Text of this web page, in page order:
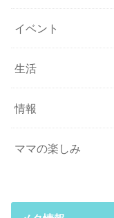
イベント
生活
情報
ママの楽しみ